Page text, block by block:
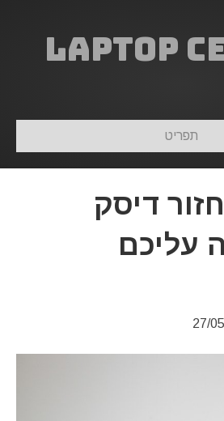
Laptop
תפריט
דיסק
עליכם
27/